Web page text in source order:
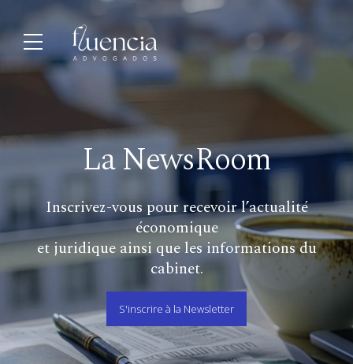
La NewsRoom
Inscrivez-vous pour recevoir l’actualité
économique
et juridique ainsi que les informations du
cabinet.
S'inscrire à la Newsletter